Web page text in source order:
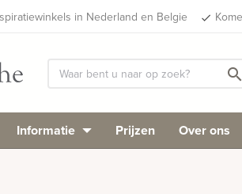
in Nederland en Belgie done
search
Informatie Prijzen Over ons